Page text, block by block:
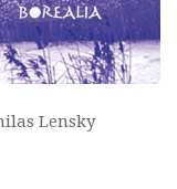
Lensky